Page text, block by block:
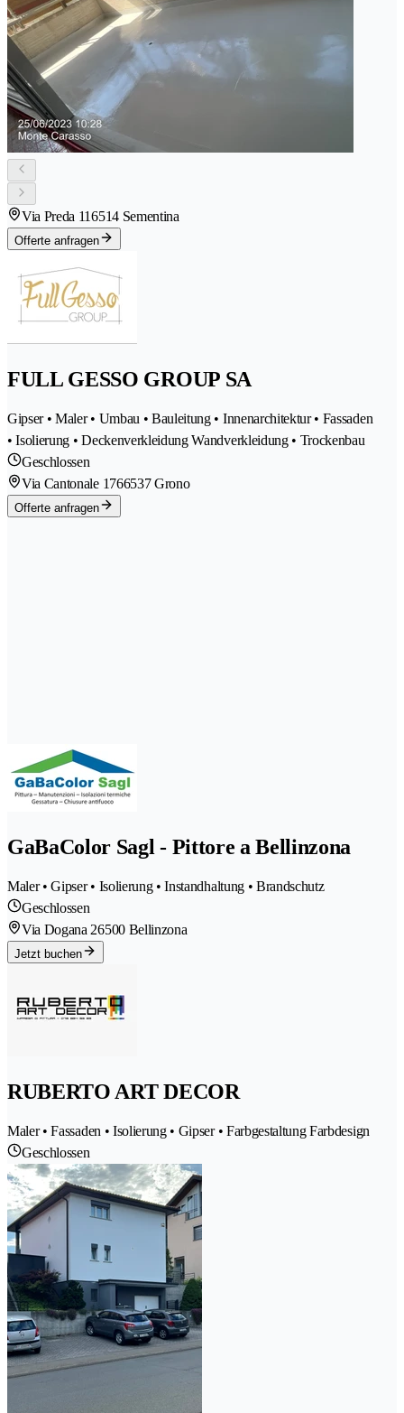
Via Preda 116514 Sementina
Offerte anfragen
FULL GESSO GROUP SA
Gipser • Maler • Umbau • Bauleitung • Innenarchitektur • Fassaden
• Isolierung • Deckenverkleidung Wandverkleidung • Trockenbau
Geschlossen
Via Cantonale 1766537 Grono
Offerte anfragen
GaBaColor Sagl - Pittore a Bellinzona
Maler • Gipser • Isolierung • Instandhaltung • Brandschutz
Geschlossen
Via Dogana 26500 Bellinzona
Jetzt buchen
RUBERTO ART DECOR
Maler • Fassaden • Isolierung • Gipser • Farbgestaltung Farbdesign
Geschlossen